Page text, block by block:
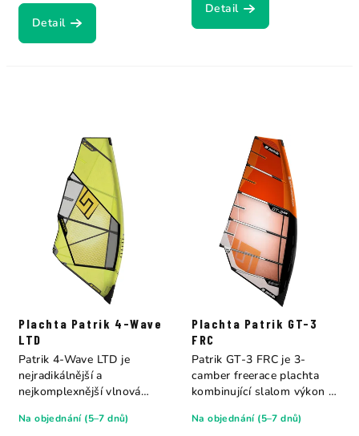
Detail
Detail
Plachta Patrik 4-Wave
LTD
Na objednání (5–7 dnů)
Patrik 4-Wave LTD je
nejradikálnější a
nejkomplexnější vlnová
Plachta Patrik GT-3
FRC
Na objednání (5–7 dnů)
Patrik GT-3 FRC je 3-
camber freerace plachta
kombinující slalom výkon s